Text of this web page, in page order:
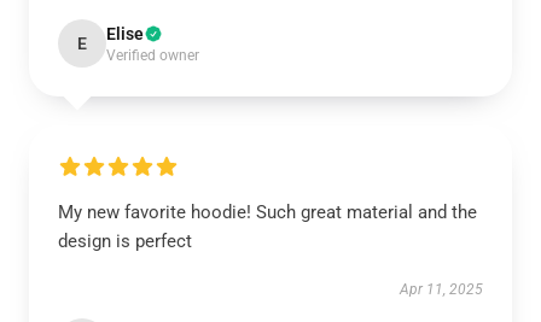
E Elise
Verified owner
My new favorite hoodie! Such great material and the
design is perfect
Apr 11, 2025